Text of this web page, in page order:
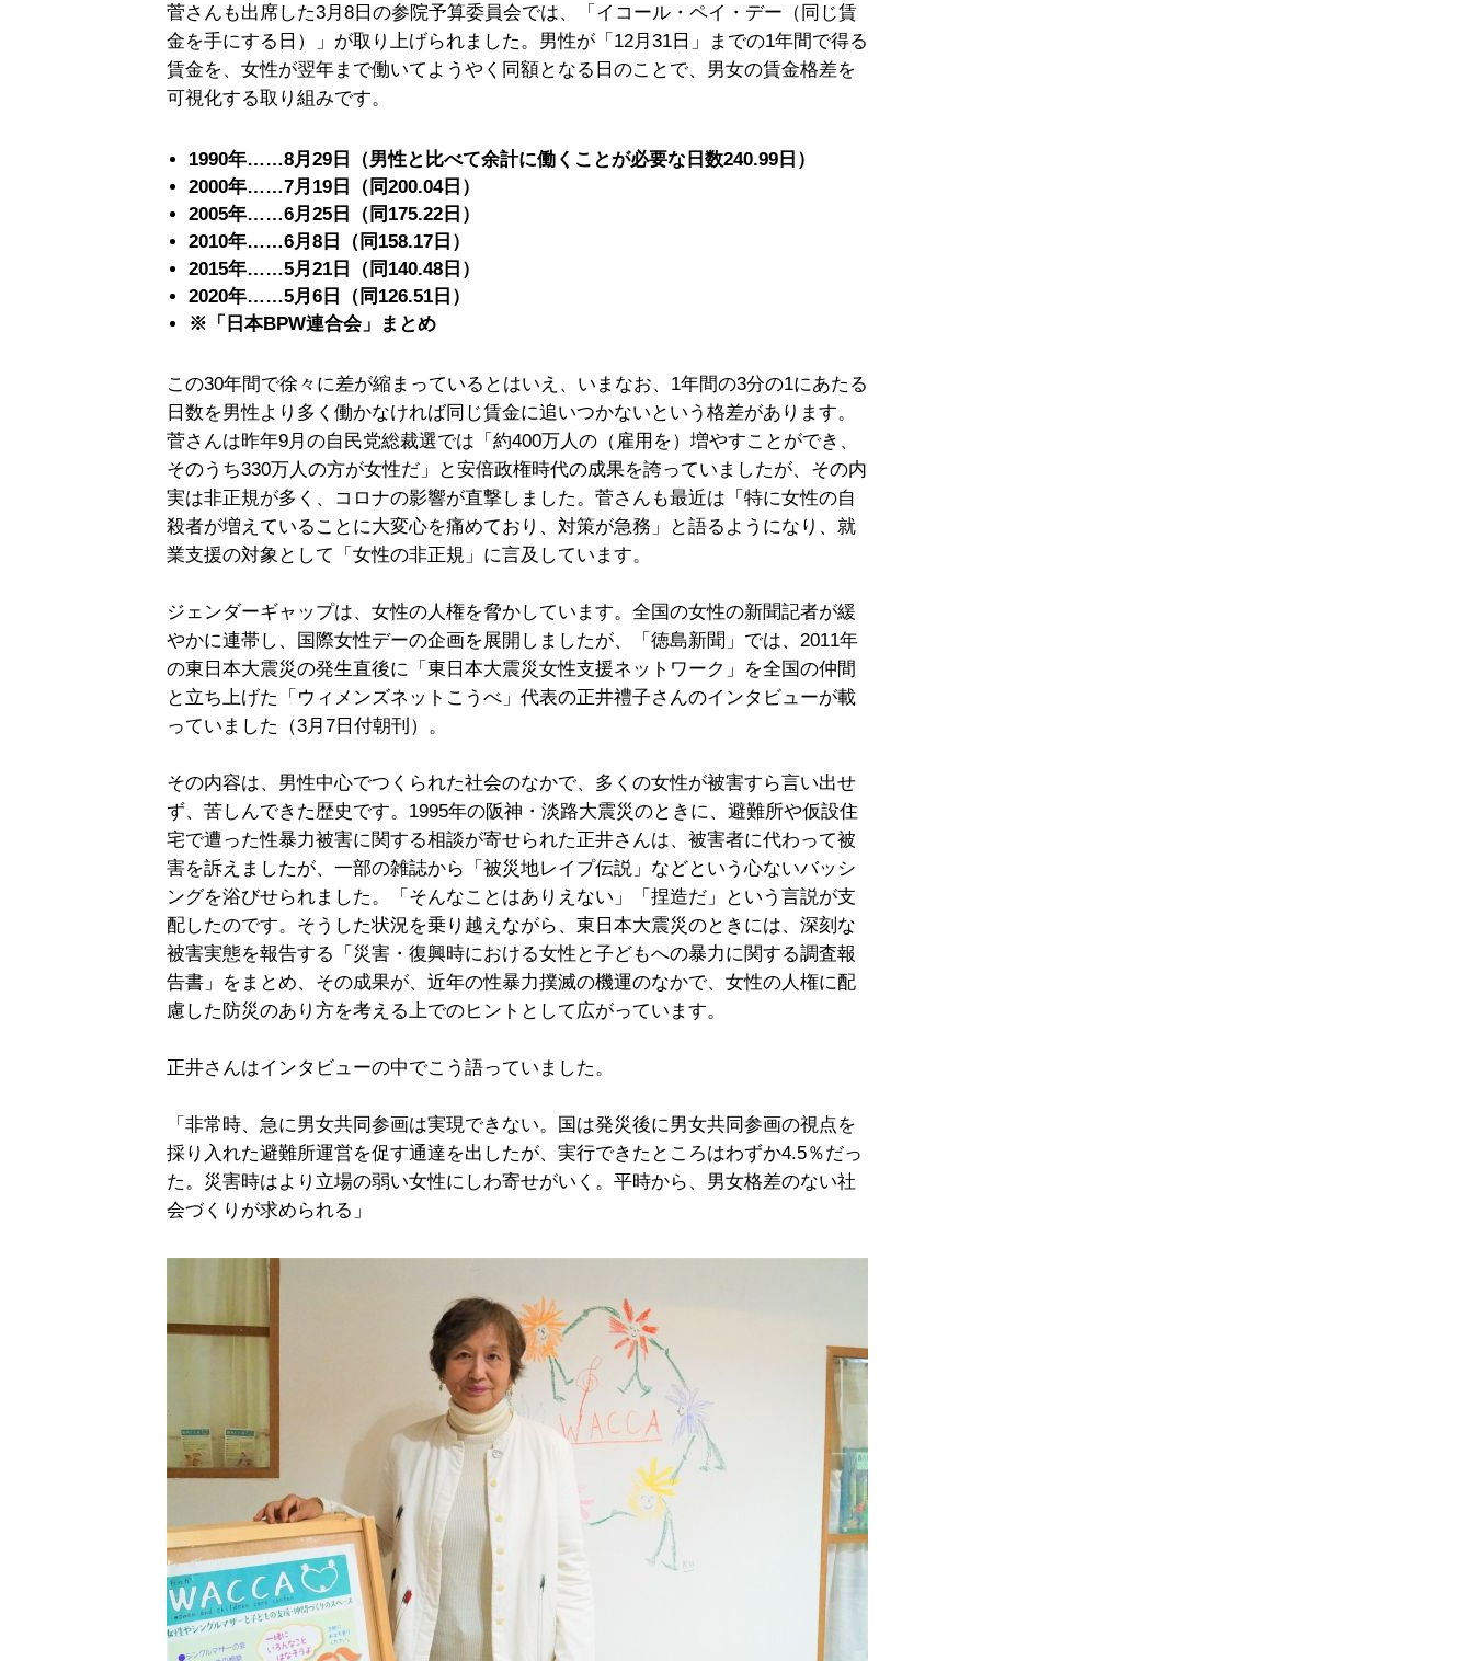
菅さんも出席した3月8日の参院予算委員会では、「イコール・ペイ・デー（同じ賃
金を手にする日）」が取り上げられました。男性が「12月31日」までの1年間で得る
賃金を、女性が翌年まで働いてようやく同額となる日のことで、男女の賃金格差を
可視化する取り組みです。
1990年……8月29日（男性と比べて余計に働くことが必要な日数240.99日）
2000年……7月19日（同200.04日）
2005年……6月25日（同175.22日）
2010年……6月8日（同158.17日）
2015年……5月21日（同140.48日）
2020年……5月6日（同126.51日）
※「日本BPW連合会」まとめ
この30年間で徐々に差が縮まっているとはいえ、いまなお、1年間の3分の1にあたる
日数を男性より多く働かなければ同じ賃金に追いつかないという格差があります。
菅さんは昨年9月の自民党総裁選では「約400万人の（雇用を）増やすことができ、
そのうち330万人の方が女性だ」と安倍政権時代の成果を誇っていましたが、その内
実は非正規が多く、コロナの影響が直撃しました。菅さんも最近は「特に女性の自
殺者が増えていることに大変心を痛めており、対策が急務」と語るようになり、就
業支援の対象として「女性の非正規」に言及しています。
ジェンダーギャップは、女性の人権を脅かしています。全国の女性の新聞記者が緩
やかに連帯し、国際女性デーの企画を展開しましたが、「徳島新聞」では、2011年
の東日本大震災の発生直後に「東日本大震災女性支援ネットワーク」を全国の仲間
と立ち上げた「ウィメンズネットこうべ」代表の正井禮子さんのインタビューが載
っていました（3月7日付朝刊）。
その内容は、男性中心でつくられた社会のなかで、多くの女性が被害すら言い出せ
ず、苦しんできた歴史です。1995年の阪神・淡路大震災のときに、避難所や仮設住
宅で遭った性暴力被害に関する相談が寄せられた正井さんは、被害者に代わって被
害を訴えましたが、一部の雑誌から「被災地レイプ伝説」などという心ないバッシ
ングを浴びせられました。「そんなことはありえない」「捏造だ」という言説が支
配したのです。そうした状況を乗り越えながら、東日本大震災のときには、深刻な
被害実態を報告する「災害・復興時における女性と子どもへの暴力に関する調査報
告書」をまとめ、その成果が、近年の性暴力撲滅の機運のなかで、女性の人権に配
慮した防災のあり方を考える上でのヒントとして広がっています。
正井さんはインタビューの中でこう語っていました。
「非常時、急に男女共同参画は実現できない。国は発災後に男女共同参画の視点を
採り入れた避難所運営を促す通達を出したが、実行できたところはわずか4.5％だっ
た。災害時はより立場の弱い女性にしわ寄せがいく。平時から、男女格差のない社
会づくりが求められる」